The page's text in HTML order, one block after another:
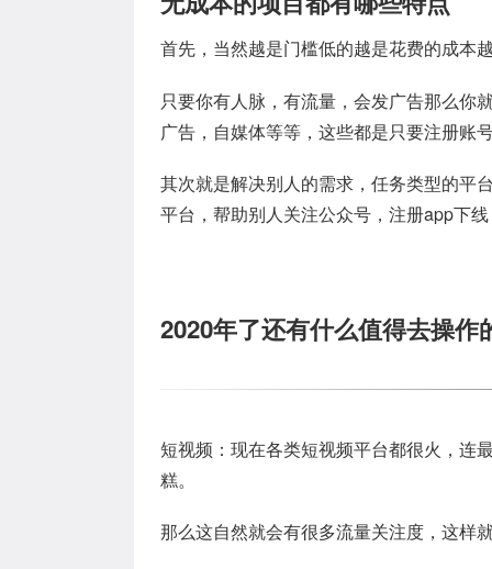
首先，当然越是门槛低的越是花费的成本
只要你有人脉，有流量，会发广告那么你
广告，自媒体等等，这些都是只要注册账
其次就是解决别人的需求，任务类型的平
平台，帮助别人关注公众号，注册app下
2020年了还有什么值得去操作
短视频：现在各类短视频平台都很火，连
糕。
那么这自然就会有很多流量关注度，这样